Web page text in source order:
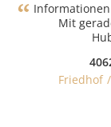
Mit
Friedhof